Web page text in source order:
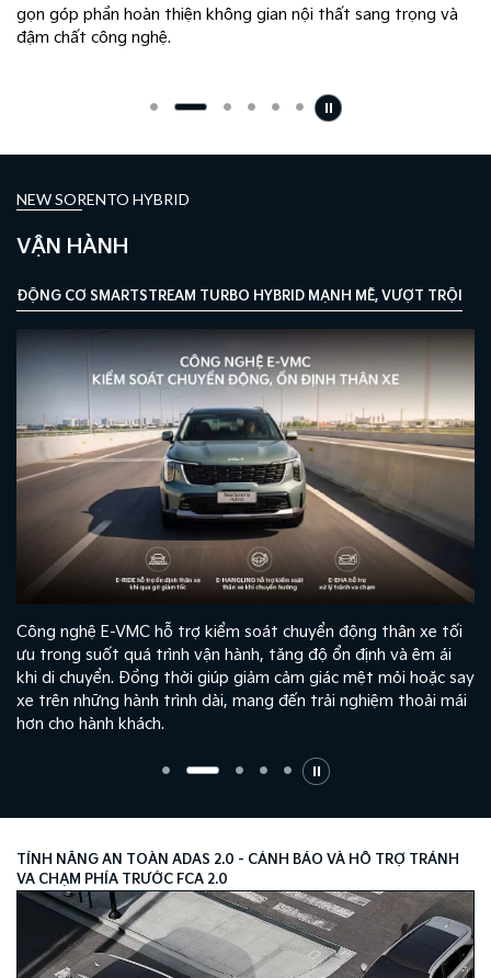
gọn góp phần hoàn thiện không gian nội thất sang trọng và
đậm chất công nghệ.
NEW SORENTO HYBRID
VẬN HÀNH
ĐỘNG CƠ SMARTSTREAM TURBO HYBRID MẠNH MẼ, VƯỢT TRỘI
Công nghệ E-VMC hỗ trợ kiểm soát chuyển động thân xe tối
ưu trong suốt quá trình vận hành, tăng độ ổn định và êm ái
khi di chuyển. Đồng thời giúp giảm cảm giác mệt mỏi hoặc say
xe trên những hành trình dài, mang đến trải nghiệm thoải mái
hơn cho hành khách.
TÍNH NĂNG AN TOÀN ADAS 2.0 - CẢNH BÁO VÀ HỖ TRỢ TRÁNH
VA CHẠM PHÍA TRƯỚC FCA 2.0